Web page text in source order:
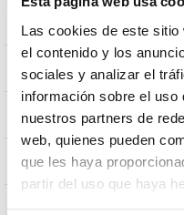
Las cookies de este
el contenido y los
sociales y analizar el
información sobre el uso
nuestros partners de
web, quienes pueden
que les haya
partir del uso que haya
Mounting
Wind Resistance
Weight
Measures